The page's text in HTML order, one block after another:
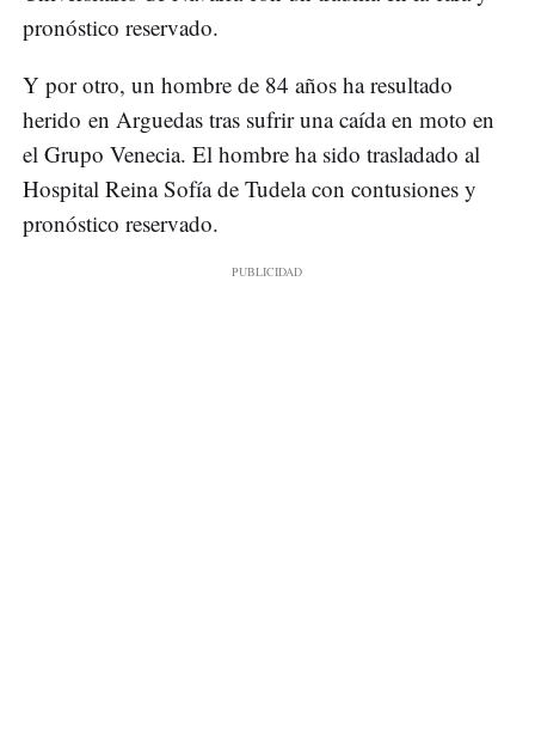
pronóstico reservado.
Y por otro, un hombre de 84 años ha resultado
herido en Arguedas tras sufrir una caída en moto en
el Grupo Venecia. El hombre ha sido trasladado al
Hospital Reina Sofía de Tudela con contusiones y
pronóstico reservado.